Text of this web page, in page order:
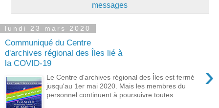
messages
lundi 23 mars 2020
Communiqué du Centre
d'archives régional des Îles lié à
la COVID-19
›
Le Centre d'archives régional des Îles est fermé
jusqu'au 1er mai 2020. Mais les membres du
personnel continuent à poursuivre toutes...